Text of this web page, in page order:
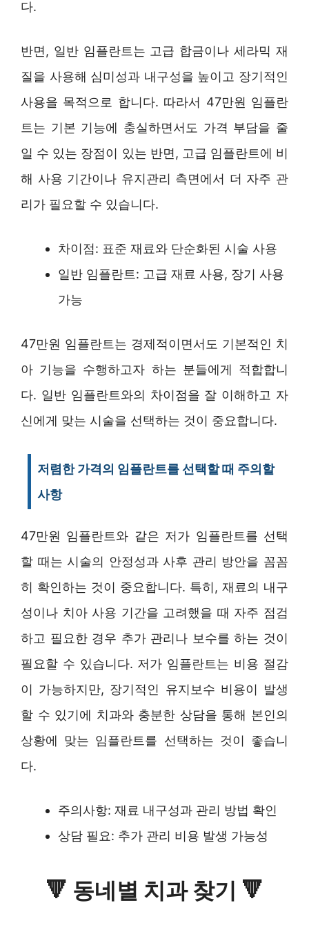
다.
반면, 일반 임플란트는 고급 합금이나 세라믹 재
질을 사용해 심미성과 내구성을 높이고 장기적인
사용을 목적으로 합니다. 따라서 47만원 임플란
트는 기본 기능에 충실하면서도 가격 부담을 줄
일 수 있는 장점이 있는 반면, 고급 임플란트에 비
해 사용 기간이나 유지관리 측면에서 더 자주 관
리가 필요할 수 있습니다.
차이점: 표준 재료와 단순화된 시술 사용
일반 임플란트: 고급 재료 사용, 장기 사용
가능
47만원 임플란트는 경제적이면서도 기본적인 치
아 기능을 수행하고자 하는 분들에게 적합합니
다. 일반 임플란트와의 차이점을 잘 이해하고 자
신에게 맞는 시술을 선택하는 것이 중요합니다.
저렴한 가격의 임플란트를 선택할 때 주의할
사항
47만원 임플란트와 같은 저가 임플란트를 선택
할 때는 시술의 안정성과 사후 관리 방안을 꼼꼼
히 확인하는 것이 중요합니다. 특히, 재료의 내구
성이나 치아 사용 기간을 고려했을 때 자주 점검
하고 필요한 경우 추가 관리나 보수를 하는 것이
필요할 수 있습니다. 저가 임플란트는 비용 절감
이 가능하지만, 장기적인 유지보수 비용이 발생
할 수 있기에 치과와 충분한 상담을 통해 본인의
상황에 맞는 임플란트를 선택하는 것이 좋습니
다.
주의사항: 재료 내구성과 관리 방법 확인
상담 필요: 추가 관리 비용 발생 가능성
🔻 동네별 치과 찾기 🔻